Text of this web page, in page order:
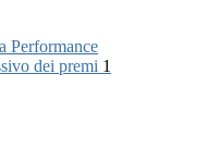
Performance
dei premi 1